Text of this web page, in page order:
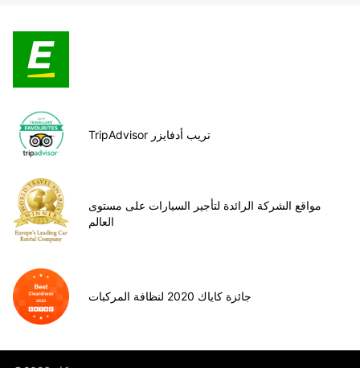
TripAdvisor تريب أدفايزر
مواقع الشركة الرائدة لتأجير السيارات على مستوى
العالم
جائزة كاياك 2020 لنظافة المركبات